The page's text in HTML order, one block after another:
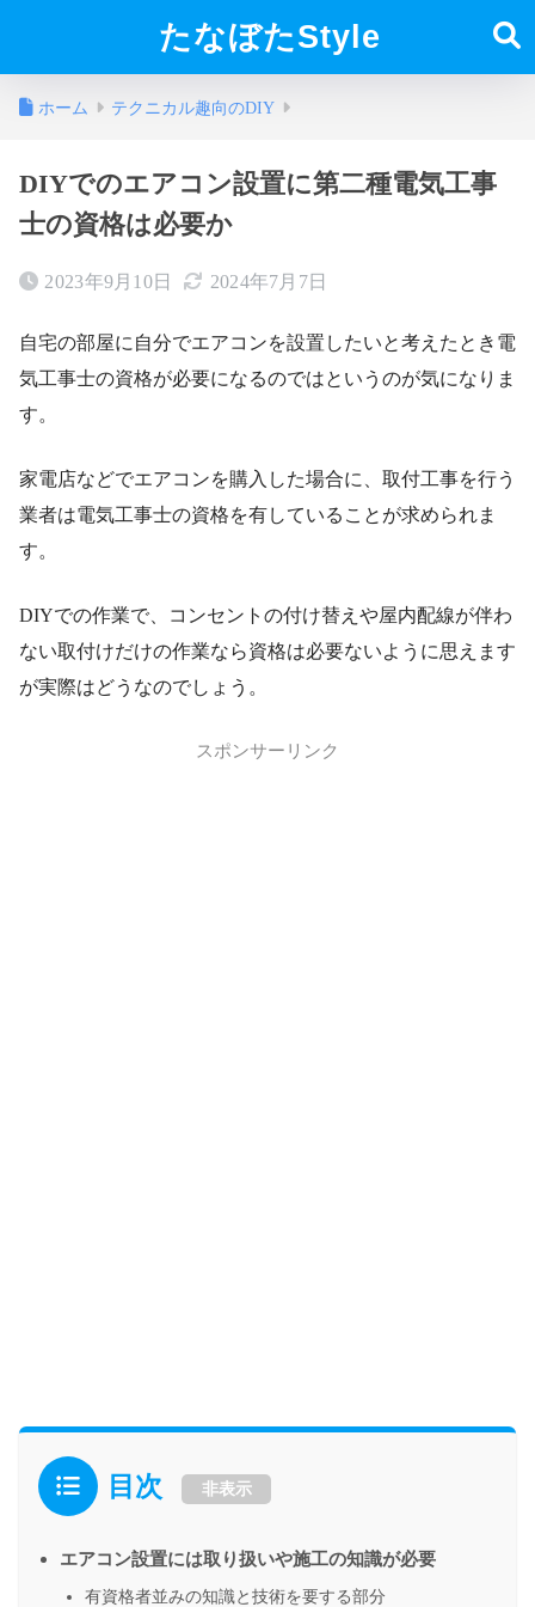
たなぼたStyle
ホーム テクニカル趣向のDIY
DIYでのエアコン設置に第二種電気工事
士の資格は必要か
2023年9月10日 2024年7月7日
自宅の部屋に自分でエアコンを設置したいと考えたとき電
気工事士の資格が必要になるのではというのが気になりま
す。
家電店などでエアコンを購入した場合に、取付工事を行う
業者は電気工事士の資格を有していることが求められま
す。
DIYでの作業で、コンセントの付け替えや屋内配線が伴わ
ない取付けだけの作業なら資格は必要ないように思えます
が実際はどうなのでしょう。
スポンサーリンク
目次 非表示
エアコン設置には取り扱いや施工の知識が必要
有資格者並みの知識と技術を要する部分